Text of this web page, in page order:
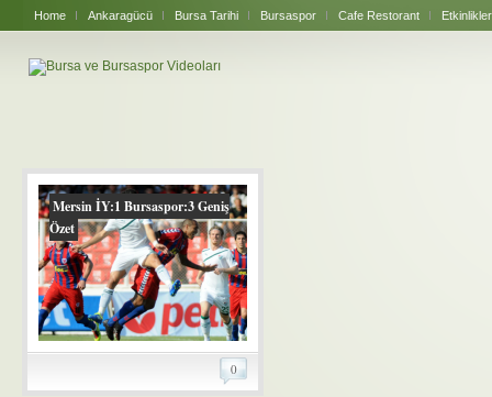
Home Ankaragücü Bursa Tarihi Bursaspor Cafe Restorant Etkinlikler
Mersin İY:1 Bursaspor:3 Geniş
Özet
0